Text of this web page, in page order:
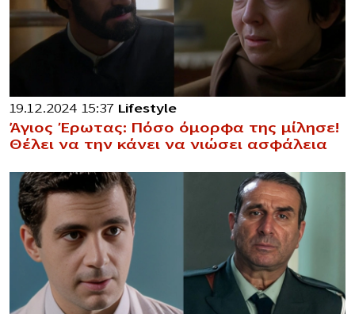
19.12.2024 15:37 Lifestyle
Άγιος Έρωτας: Πόσο όμορφα της μίλησε!
Θέλει να την κάνει να νιώσει ασφάλεια